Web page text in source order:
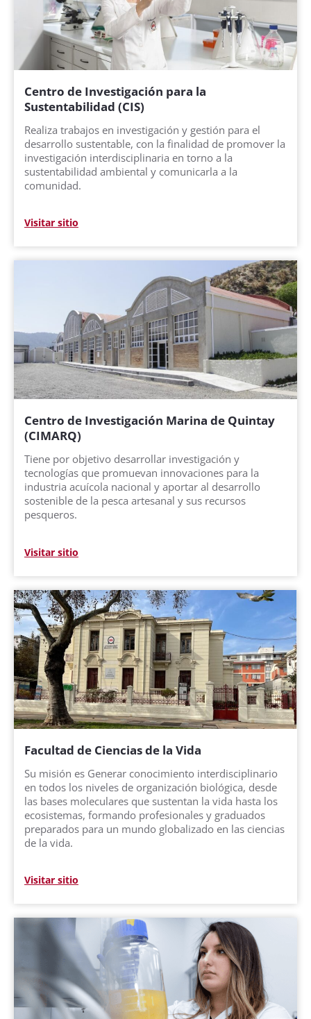
Centro de Investigación para la
Sustentabilidad (CIS)
Realiza trabajos en investigación y gestión para el
desarrollo sustentable, con la finalidad de promover la
investigación interdisciplinaria en torno a la
sustentabilidad ambiental y comunicarla a la
comunidad.
Visitar sitio
Centro de Investigación Marina de Quintay
(CIMARQ)
Tiene por objetivo desarrollar investigación y
tecnologías que promuevan innovaciones para la
industria acuícola nacional y aportar al desarrollo
sostenible de la pesca artesanal y sus recursos
pesqueros.
Visitar sitio
Facultad de Ciencias de la Vida
Su misión es Generar conocimiento interdisciplinario
en todos los niveles de organización biológica, desde
las bases moleculares que sustentan la vida hasta los
ecosistemas, formando profesionales y graduados
preparados para un mundo globalizado en las ciencias
de la vida.
Visitar sitio